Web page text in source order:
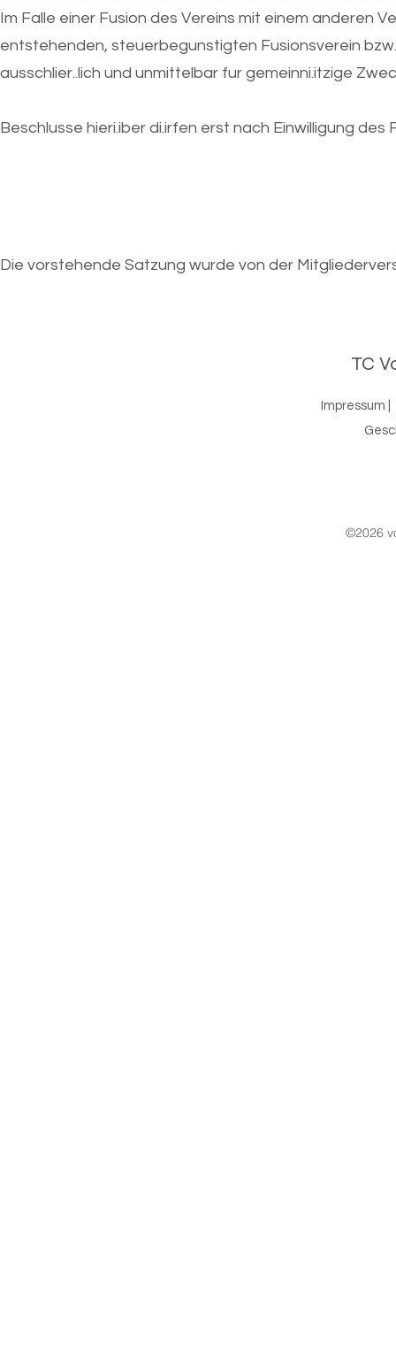
Im Falle einer Fusion des Vereins mit einem anderen
entstehenden, steuerbegunstigten Fusionsverein
ausschlier..lich und unmittelbar fur gemeinni.itzige
Beschlusse hieri.iber di.irfen erst nach Einwilligung
Die vorstehende Satzung wurde von der
TC
Impressum
©2026